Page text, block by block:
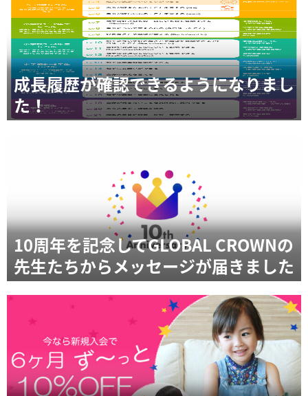
成長履歴が確認できるようになりまし
た！
10周年を記念してGLOBAL CROWNの
先生たちからメッセージが届きました